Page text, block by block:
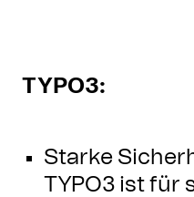
TYPO3:
Starke
TYPO3 ist für